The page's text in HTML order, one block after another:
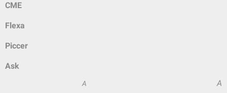
CME
Flexa
Piccer
Ask
A A